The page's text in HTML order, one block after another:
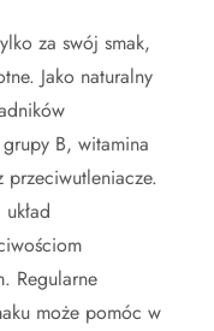
za swój smak,
Jako naturalny
B, witamina
przeciwutleniacze.
Regularne
może pomóc w